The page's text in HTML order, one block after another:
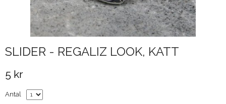
SLIDER - REGALIZ LOOK, KATT
5 kr
Antal